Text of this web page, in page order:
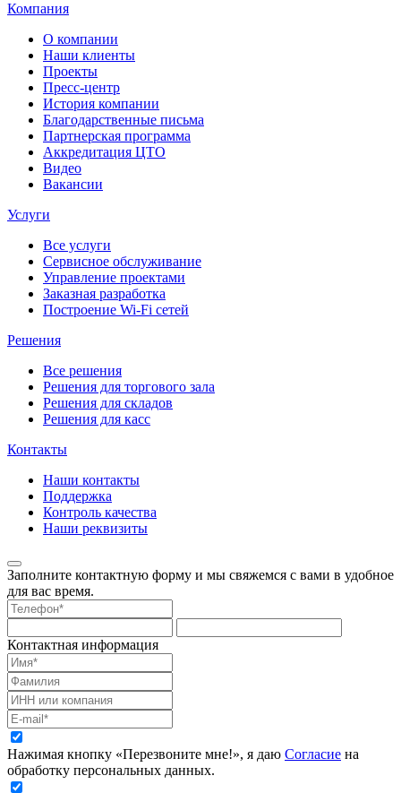
Компания
О компании
Наши клиенты
Проекты
Пресс-центр
История компании
Благодарственные письма
Партнерская программа
Аккредитация ЦТО
Видео
Вакансии
Услуги
Все услуги
Сервисное обслуживание
Управление проектами
Заказная разработка
Построение Wi-Fi сетей
Решения
Все решения
Решения для торгового зала
Решения для складов
Решения для касс
Контакты
Наши контакты
Поддержка
Контроль качества
Наши реквизиты
Заполните контактную форму и мы свяжемся с вами в удобное
для вас время.
Контактная информация
Нажимая кнопку «Перезвоните мне!», я даю Согласие на
обработку персональных данных.